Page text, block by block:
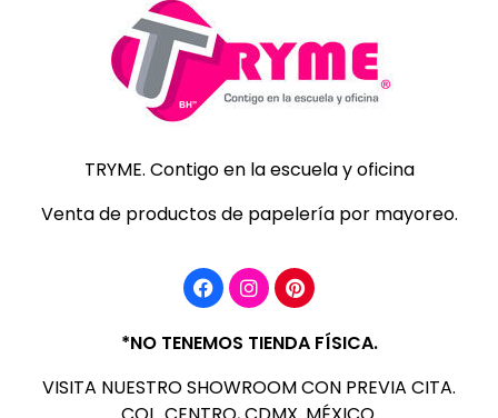
TRYME. Contigo en la escuela y oficina
Venta de productos de papelería por mayoreo.
*NO TENEMOS TIENDA FÍSICA.
VISITA NUESTRO SHOWROOM CON PREVIA CITA.